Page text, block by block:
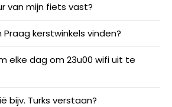
van mijn fiets vast?
Praag kerstwinkels vinden?
elke dag om 23u00 wifi uit te
bijv. Turks verstaan?